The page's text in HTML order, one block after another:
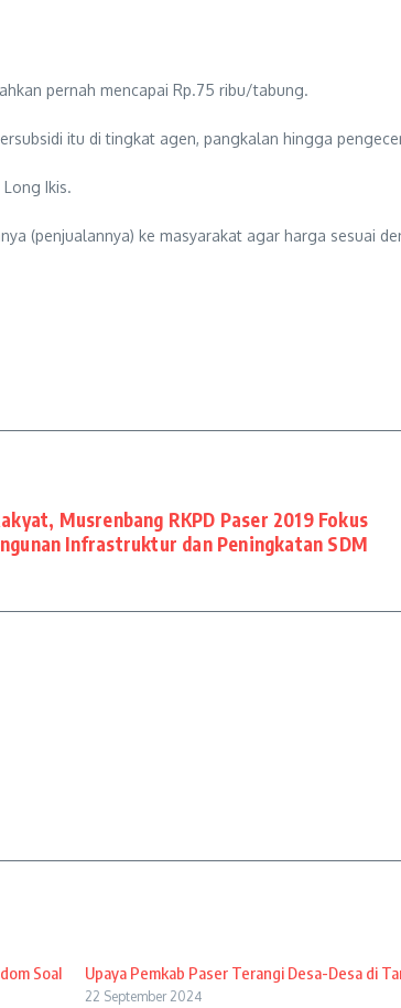
pernah mencapai Rp.75 ribu/tabung.
itu di tingkat agen, pangkalan hingga
Ikis.
(penjualannya) ke masyarakat agar harga sesuai
Musrenbang RKPD Paser 2019 Fokus
Infrastruktur dan Peningkatan SDM
Soal
Upaya Pemkab Paser Terangi Desa-Desa di
22 September 2024